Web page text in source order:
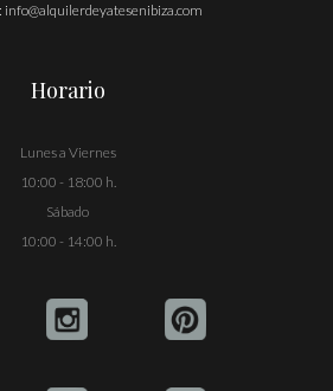
info@alquilerdeyatesenibiza.com
Horario
Lunes a Viernes
10:00 - 18:00 h.
Sábado
10:00 - 14:00 h.